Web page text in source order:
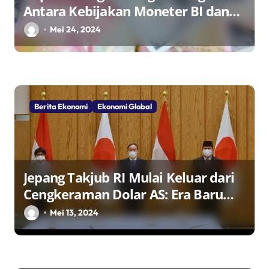
Antara Kebijakan Moneter BI dan
The FedMei 24, 2024
Berita Ekonomi Ekonomi Global
Jepang Takjub RI Mulai Keluar dari
Cengkeraman Dolar AS: Era Baru
Penguatan Ekonomi Indonesia?
Mei 13, 2024